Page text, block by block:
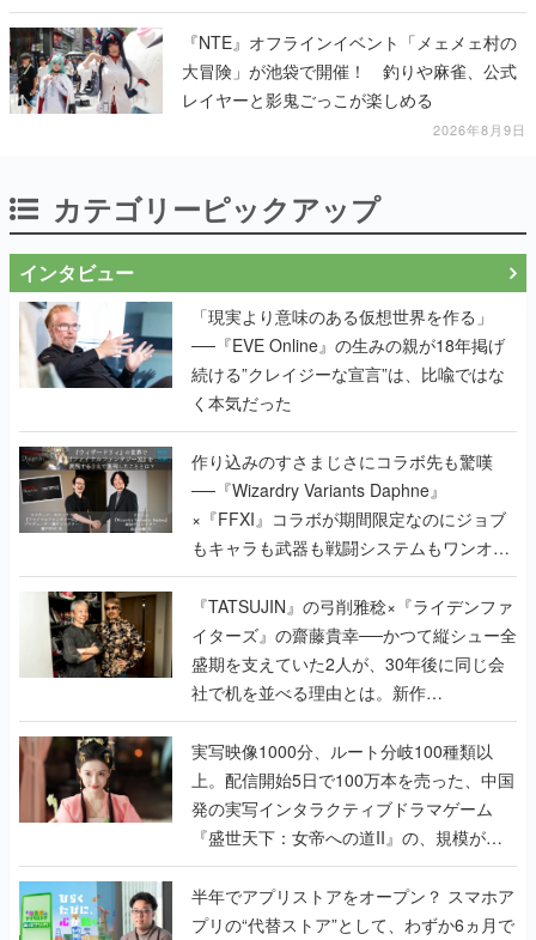
『NTE』オフラインイベント「メェメェ村の
大冒険」が池袋で開催！ 釣りや麻雀、公式
レイヤーと影鬼ごっこが楽しめる
2026年8月9日
カテゴリーピックアップ
インタビュー
「現実より意味のある仮想世界を作る」
──『EVE Online』の生みの親が18年掲げ
続ける”クレイジーな宣言”は、比喩ではな
く本気だった
作り込みのすさまじさにコラボ先も驚嘆
──『Wizardry Variants Daphne』
×『FFXI』コラボが期間限定なのにジョブ
もキャラも武器も戦闘システムもワンオフ
で作り込まれた理由を両ディレクターに聞
く
『TATSUJIN』の弓削雅稔×『ライデンファ
イターズ』の齋藤貴幸──かつて縦シュー全
盛期を支えていた2人が、30年後に同じ会
社で机を並べる理由とは。新作
『TATSUJIN EXTREME』で初タッグを組
んだレジェンド2人に訊く開発秘話
実写映像1000分、ルート分岐100種類以
上。配信開始5日で100万本を売った、中国
発の実写インタラクティブドラマゲーム
『盛世天下：女帝への道II』の、規模が違
うこだわりをプロデューサーに聞いた
半年でアプリストアをオープン？ スマホア
プリの“代替ストア”として、わずか6ヵ月で